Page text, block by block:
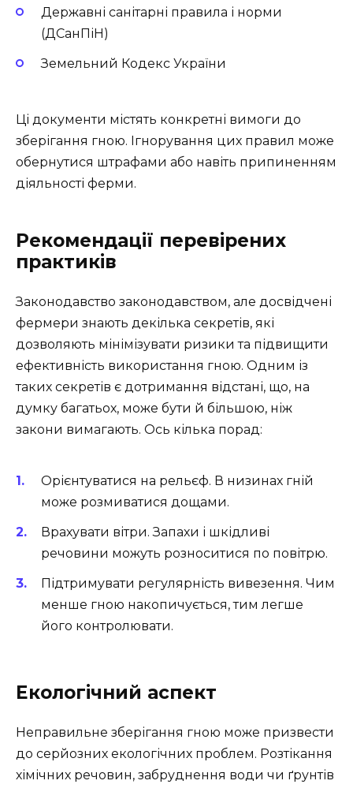
Державні санітарні правила і норми
(ДСанПіН)
Земельний Кодекс України
Ці документи містять конкретні вимоги до
зберігання гною. Ігнорування цих правил може
обернутися штрафами або навіть припиненням
діяльності ферми.
Рекомендації перевірених
практиків
Законодавство законодавством, але досвідчені
фермери знають декілька секретів, які
дозволяють мінімізувати ризики та підвищити
ефективність використання гною. Одним із
таких секретів є дотримання відстані, що, на
думку багатьох, може бути й більшою, ніж
закони вимагають. Ось кілька порад:
Орієнтуватися на рельєф. В низинах гній
може розмиватися дощами.
Врахувати вітри. Запахи і шкідливі
речовини можуть розноситися по повітрю.
Підтримувати регулярність вивезення. Чим
менше гною накопичується, тим легше
його контролювати.
Екологічний аспект
Неправильне зберігання гною може призвести
до серйозних екологічних проблем. Розтікання
хімічних речовин, забруднення води чи ґрунтів